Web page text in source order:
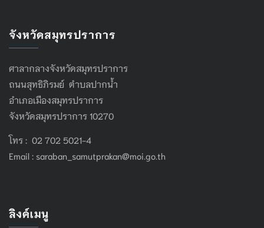
จังหวัดสมุทรปราการ
ศาลากลางจังหวัดสมุทรปราการ
ถนนสุทธิภิรมย์ ตำบลปากน้ำ
อำเภอเมืองสมุทรปราการ
จังหวัดสมุทรปราการ 10270
โทร : 02 702 5021-4
Email : saraban_samutprakan@moi.go.th
ลิงค์เมนู